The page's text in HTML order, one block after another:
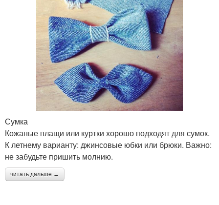
Сумка
Кожаные плащи или куртки хорошо подходят для сумок.
К летнему варианту: джинсовые юбки или брюки. Важно:
не забудьте пришить молнию.
читать дальше →